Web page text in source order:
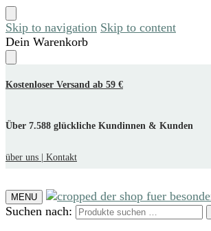
Skip to navigation Skip to content
Dein Warenkorb
Kostenloser Versand ab 59 €
Über 7.588 glückliche Kundinnen & Kunden
über uns | Kontakt
MENU
Suchen nach: